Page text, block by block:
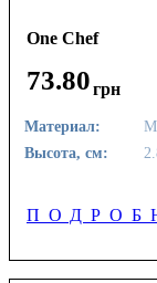
One Chef
73.80грн
Материал:
Высота, см: